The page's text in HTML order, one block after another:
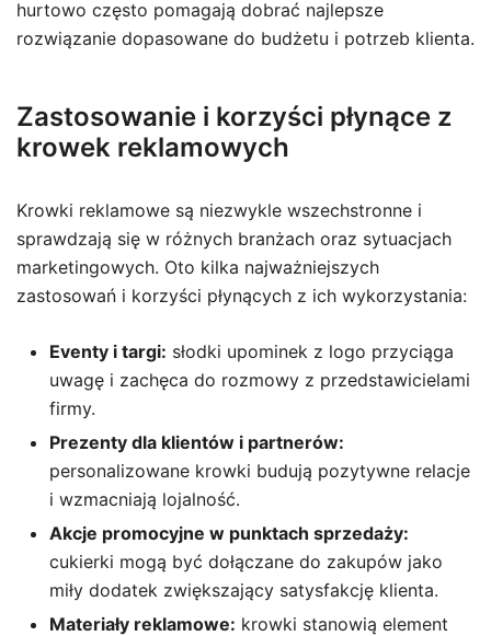
hurtowo często pomagają dobrać najlepsze
rozwiązanie dopasowane do budżetu i potrzeb klienta.
Zastosowanie i korzyści płynące z
krowek reklamowych
Krowki reklamowe są niezwykle wszechstronne i
sprawdzają się w różnych branżach oraz sytuacjach
marketingowych. Oto kilka najważniejszych
zastosowań i korzyści płynących z ich wykorzystania:
Eventy i targi: słodki upominek z logo przyciąga
uwagę i zachęca do rozmowy z przedstawicielami
firmy.
Prezenty dla klientów i partnerów:
personalizowane krowki budują pozytywne relacje
i wzmacniają lojalność.
Akcje promocyjne w punktach sprzedaży:
cukierki mogą być dołączane do zakupów jako
miły dodatek zwiększający satysfakcję klienta.
Materiały reklamowe: krowki stanowią element